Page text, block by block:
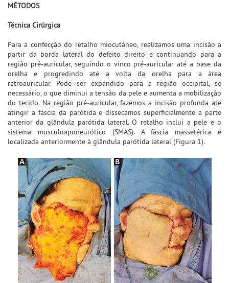
MÉTODOS
Técnica Cirúrgica
Para a confecção do retalho miocutâneo, realizamos uma incisão a
partir da borda lateral do defeito direito e continuando para a
região pré-auricular, seguindo o vinco pré-auricular até a base da
orelha e progredindo até a volta da orelha para a área
retroauricular. Pode ser expandido para a região occipital, se
necessário, o que diminui a tensão da pele e aumenta a mobilização
do tecido. Na região pré-auricular, fazemos a incisão profunda até
atingir a fáscia da parótida e dissecamos superficialmente a parte
anterior da glândula parótida lateral. O retalho inclui a pele e o
sistema musculoaponeurótico (SMAS). A fáscia massetérica é
localizada anteriormente à glândula parótida lateral (Figura 1).